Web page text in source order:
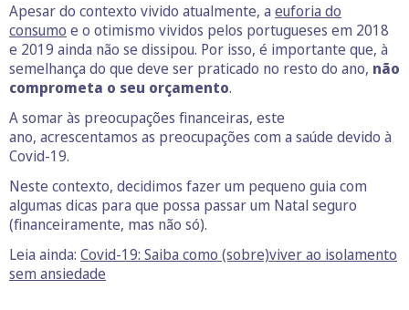
Apesar do contexto vivido atualmente, a euforia do
consumo e o otimismo vividos pelos portugueses em 2018
e 2019 ainda não se dissipou. Por isso, é importante que, à
semelhança do que deve ser praticado no resto do ano, não
comprometa o seu orçamento.
A somar às preocupações financeiras, este
ano, acrescentamos as preocupações com a saúde devido à
Covid-19.
Neste contexto, decidimos fazer um pequeno guia com
algumas dicas para que possa passar um Natal seguro
(financeiramente, mas não só).
Leia ainda: Covid-19: Saiba como (sobre)viver ao isolamento
sem ansiedade